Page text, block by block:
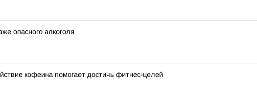
опасного алкоголя
кофеина помогает достичь фитнес-целей